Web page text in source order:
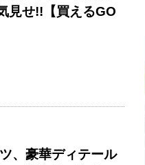
見せ!!【買えるGO
、豪華ディテール